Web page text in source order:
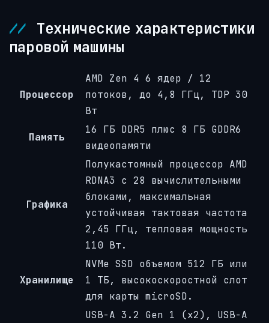
Технические характеристики
паровой машины
Процессор
AMD Zen 4 6 ядер / 12
потоков, до 4,8 ГГц, TDP 30
Вт
Память
16 ГБ DDR5 плюс 8 ГБ GDDR6
видеопамяти
Графика
Полукастомный процессор AMD
RDNA3 с 28 вычислительными
блоками, максимальная
устойчивая тактовая частота
2,45 ГГц, тепловая мощность
110 Вт.
Хранилище
NVMe SSD объемом 512 ГБ или
1 ТБ, высокоскоростной слот
для карты microSD.
USB-A 3.2 Gen 1 (x2), USB-A